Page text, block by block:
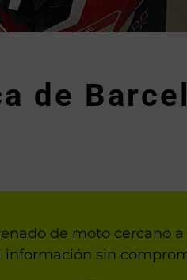
de
de moto cercano
información sin